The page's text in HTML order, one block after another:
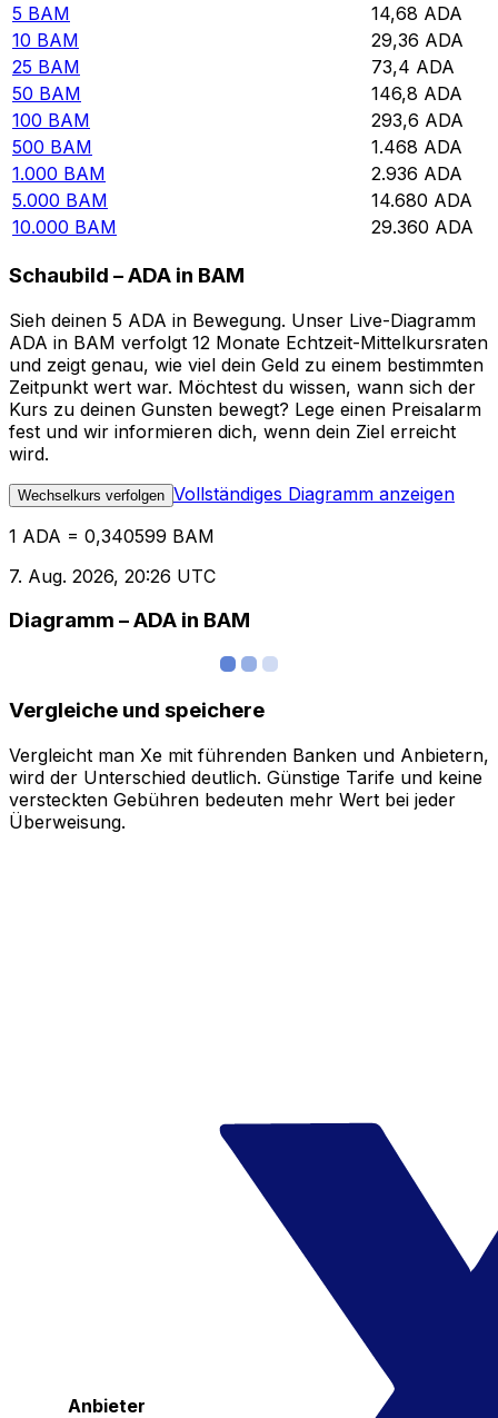
5 BAM 14,68 ADA
10 BAM 29,36 ADA
25 BAM 73,4 ADA
50 BAM 146,8 ADA
100 BAM 293,6 ADA
500 BAM 1.468 ADA
1.000 BAM 2.936 ADA
5.000 BAM 14.680 ADA
10.000 BAM 29.360 ADA
Schaubild – ADA in BAM
Sieh deinen 5 ADA in Bewegung. Unser Live-Diagramm
ADA in BAM verfolgt 12 Monate Echtzeit-Mittelkursraten
und zeigt genau, wie viel dein Geld zu einem bestimmten
Zeitpunkt wert war. Möchtest du wissen, wann sich der
Kurs zu deinen Gunsten bewegt? Lege einen Preisalarm
fest und wir informieren dich, wenn dein Ziel erreicht
wird.
Wechselkurs verfolgen Vollständiges Diagramm anzeigen
1 ADA = 0,340599 BAM
7. Aug. 2026, 20:26 UTC
Diagramm – ADA in BAM
Vergleiche und speichere
Vergleicht man Xe mit führenden Banken und Anbietern,
wird der Unterschied deutlich. Günstige Tarife und keine
versteckten Gebühren bedeuten mehr Wert bei jeder
Überweisung.
Anbieter